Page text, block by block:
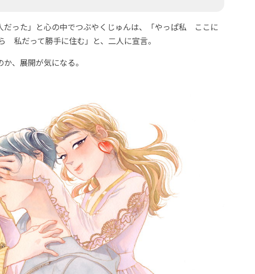
った」と心の中でつぶやくじゅんは、「やっぱ私 ここに
私だって勝手に住む」と、二人に宣言。
、展開が気になる。